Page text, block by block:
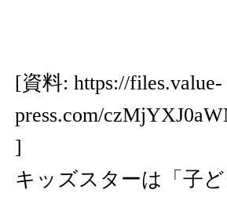
[資料: https://files.value-
press.com/
]
キッズスターは「子